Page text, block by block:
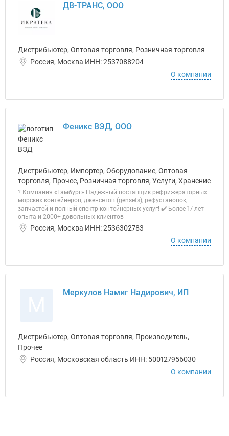
ДВ-ТРАНС, ООО
Дистрибьютер, Оптовая торговля, Розничная торговля
Россия, Москва ИНН: 2537088204
О компании
Феникс ВЭД, ООО
Дистрибьютер, Импортер, Оборудование, Оптовая
торговля, Прочее, Розничная торговля, Услуги, Хранение
? Компания «Гамбург» Надёжный поставщик рефрижераторных
морских контейнеров, дженсетов (gensets), рефустановок,
запчастей и полный спектр контейнерных услуг! ✔️ Более 17 лет
опыта и 2000+ довольных клиентов
Россия, Москва ИНН: 2536302783
О компании
Меркулов Намиг Надирович, ИП
Дистрибьютер, Оптовая торговля, Производитель,
Прочее
Россия, Московская область ИНН: 500127956030
О компании